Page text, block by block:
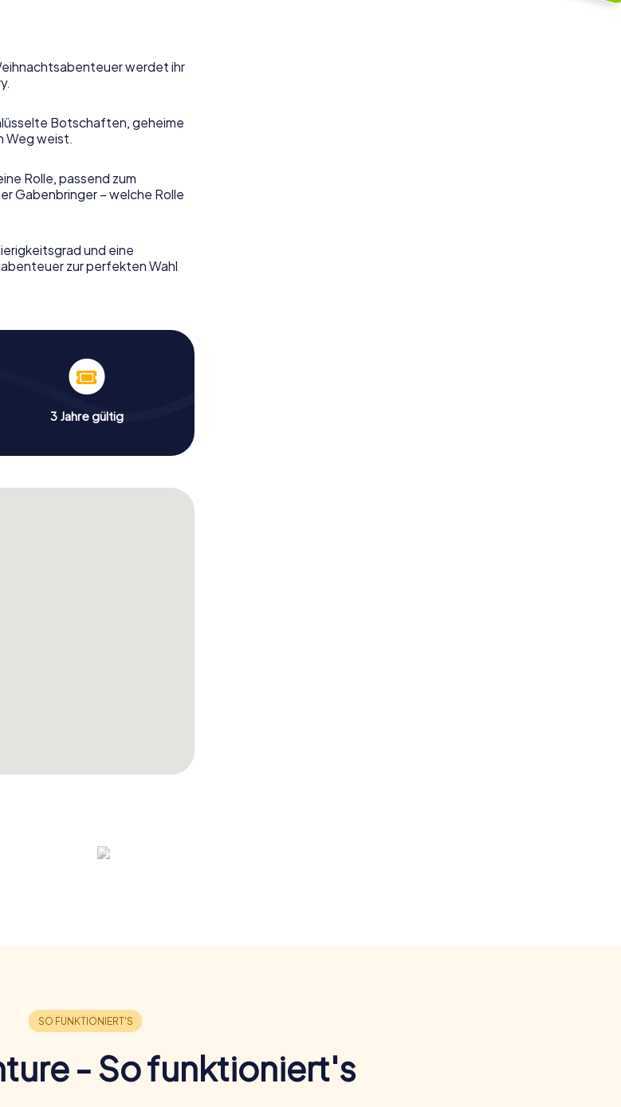
werdet ihr
Botschaften, geheime
Weg weist.
Rolle, passend zum
Gabenbringer – welche Rolle
und eine
zur perfekten Wahl
3 Jahre gültig
- So funktioniert's